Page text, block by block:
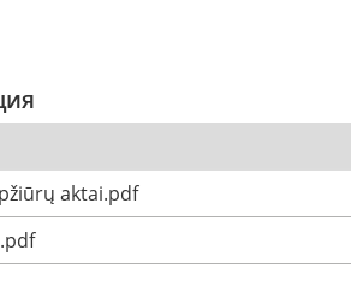
aktai.pdf